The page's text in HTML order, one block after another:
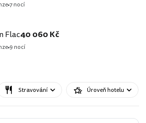
7 nocí
Flac40 060 Kč
9 nocí
Stravování Úroveň hotelu